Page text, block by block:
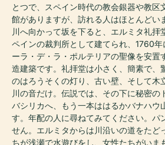
とつで、スペイン時代の教会銀器や教区
館がありますが、訪れる人はほとんどい
川へ向かって坂を下ると、エルミタ礼拝
ペインの裁判所として建てられ、1760年
ーラ・デ・ラ・ポルテリアの聖像を安置
造建築です。礼拝堂は小さく、簡素で、
のはろうそくの灯り、古い壁、そして木
川の音だけ。伝説では、その下に秘密の
バシリカへ、もう一本ははるかバナハウ
す。年配の人に尋ねてみてください。パ
せん。エルミタからは川沿いの道をたど
ちが浅瀬で水遊びをし、女性たちがいま